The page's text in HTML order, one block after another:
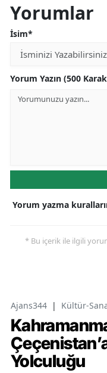
Yorumlar
İsim*
Yorum Yazın (500
Yorum yazma
* Bu içerik ile ilgili
Ajans344 | Kültür-
Yolculuğu